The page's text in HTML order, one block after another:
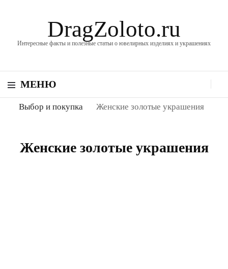
DragZoloto.ru
Интересные факты и полезные статьи о ювелирных изделиях и украшениях
МЕНЮ
Выбор и покупка Женские золотые украшения
Женские золотые украшения